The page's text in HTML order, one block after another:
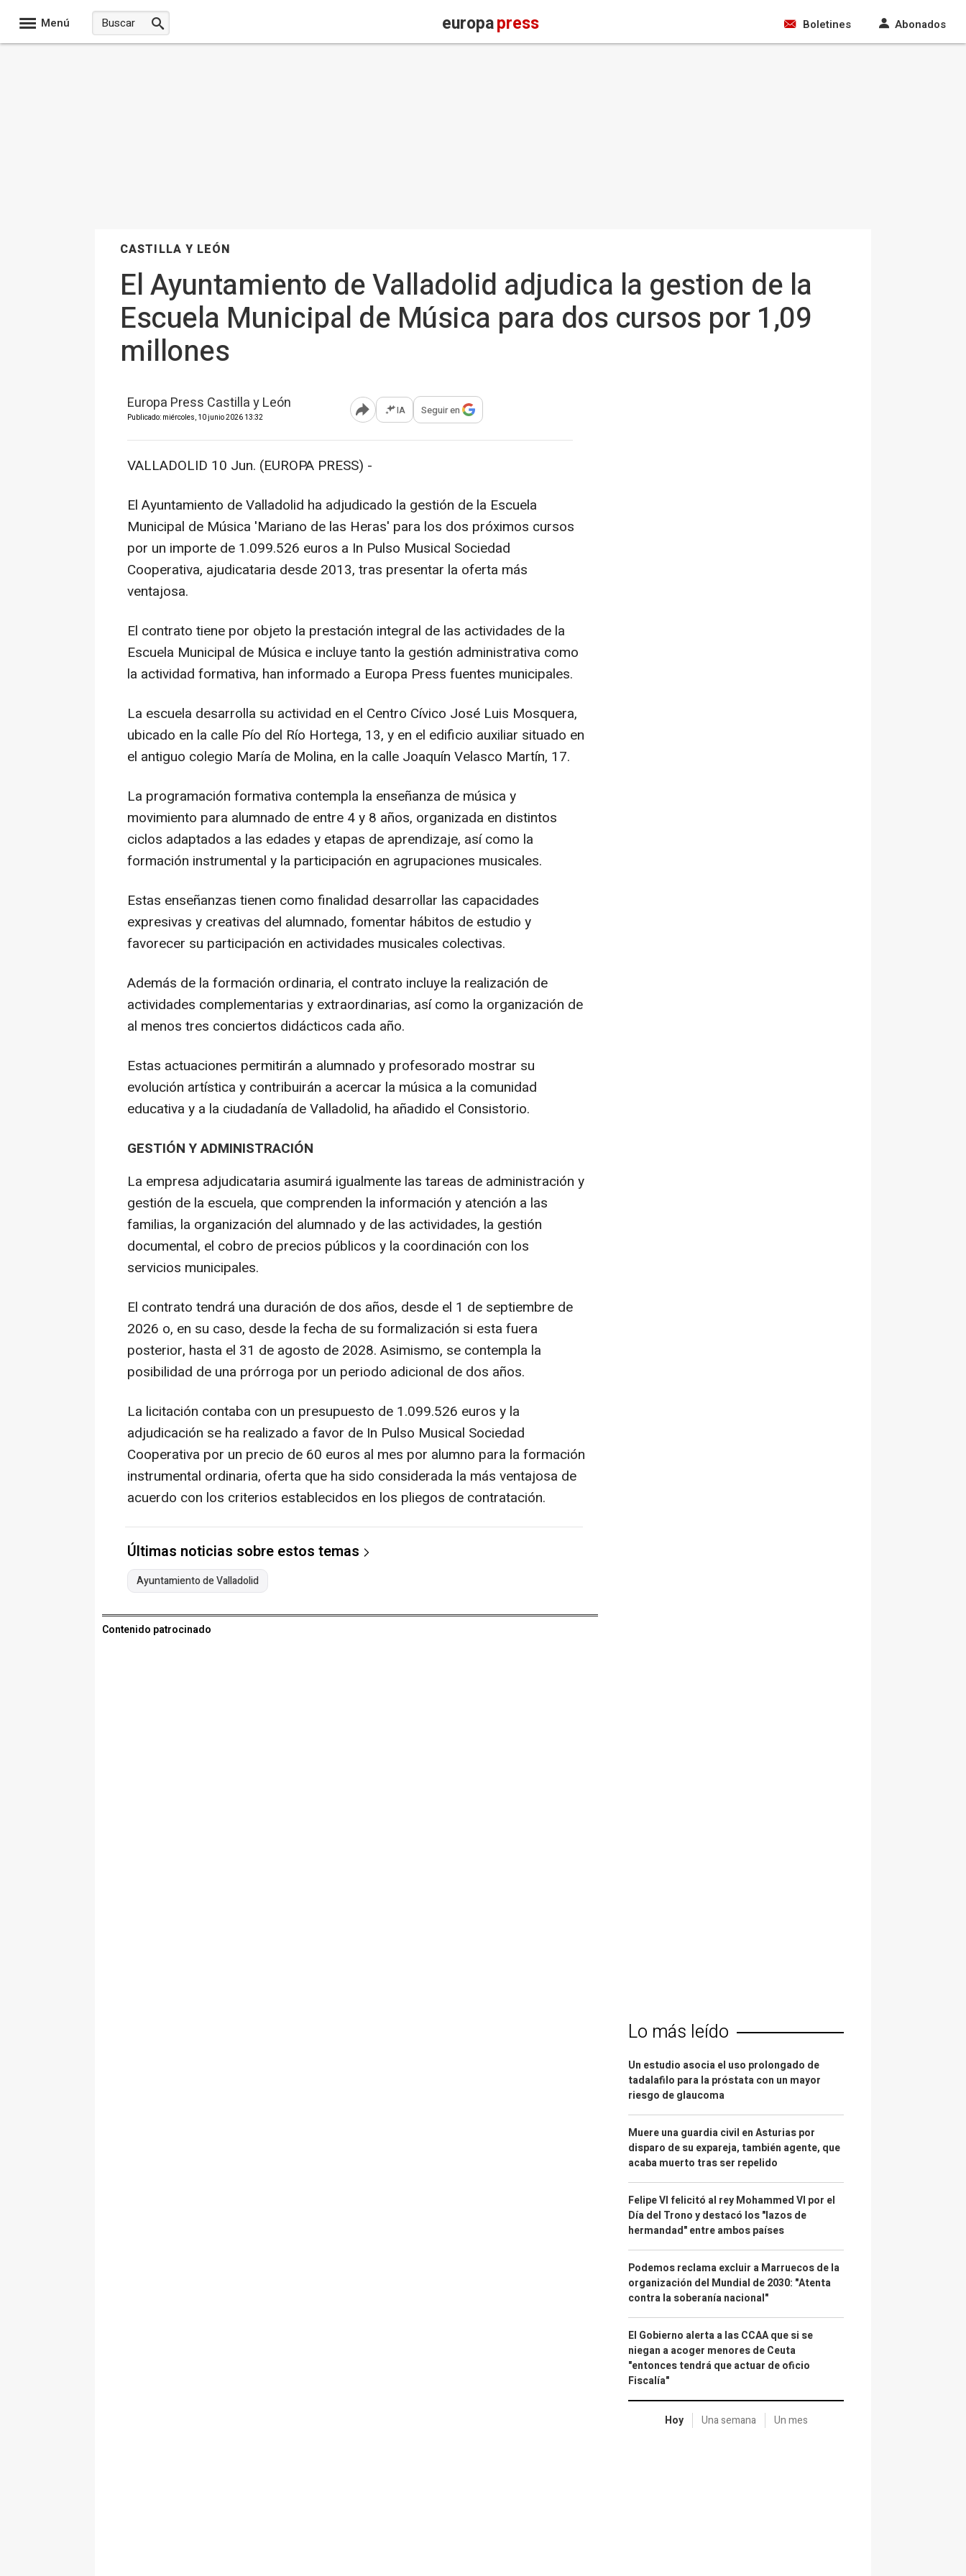
Menú europapress Boletines Abonados
CASTILLA Y LEÓN
El Ayuntamiento de Valladolid adjudica la gestion de la
Escuela Municipal de Música para dos cursos por 1,09
millones
Europa Press Castilla y León
Publicado: miércoles, 10 junio 2026 13:32 Abrir opciones para compartir
IA Seguir en
VALLADOLID 10 Jun. (EUROPA PRESS) -
El Ayuntamiento de Valladolid ha adjudicado la gestión de la Escuela
Municipal de Música 'Mariano de las Heras' para los dos próximos cursos
por un importe de 1.099.526 euros a In Pulso Musical Sociedad
Cooperativa, ajudicataria desde 2013, tras presentar la oferta más
ventajosa.
El contrato tiene por objeto la prestación integral de las actividades de la
Escuela Municipal de Música e incluye tanto la gestión administrativa como
la actividad formativa, han informado a Europa Press fuentes municipales.
La escuela desarrolla su actividad en el Centro Cívico José Luis Mosquera,
ubicado en la calle Pío del Río Hortega, 13, y en el edificio auxiliar situado en
el antiguo colegio María de Molina, en la calle Joaquín Velasco Martín, 17.
La programación formativa contempla la enseñanza de música y
movimiento para alumnado de entre 4 y 8 años, organizada en distintos
ciclos adaptados a las edades y etapas de aprendizaje, así como la
formación instrumental y la participación en agrupaciones musicales.
Estas enseñanzas tienen como finalidad desarrollar las capacidades
expresivas y creativas del alumnado, fomentar hábitos de estudio y
favorecer su participación en actividades musicales colectivas.
Además de la formación ordinaria, el contrato incluye la realización de
actividades complementarias y extraordinarias, así como la organización de
al menos tres conciertos didácticos cada año.
Estas actuaciones permitirán a alumnado y profesorado mostrar su
evolución artística y contribuirán a acercar la música a la comunidad
educativa y a la ciudadanía de Valladolid, ha añadido el Consistorio.
GESTIÓN Y ADMINISTRACIÓN
La empresa adjudicataria asumirá igualmente las tareas de administración y
gestión de la escuela, que comprenden la información y atención a las
familias, la organización del alumnado y de las actividades, la gestión
documental, el cobro de precios públicos y la coordinación con los
servicios municipales.
El contrato tendrá una duración de dos años, desde el 1 de septiembre de
2026 o, en su caso, desde la fecha de su formalización si esta fuera
posterior, hasta el 31 de agosto de 2028. Asimismo, se contempla la
posibilidad de una prórroga por un periodo adicional de dos años.
La licitación contaba con un presupuesto de 1.099.526 euros y la
adjudicación se ha realizado a favor de In Pulso Musical Sociedad
Cooperativa por un precio de 60 euros al mes por alumno para la formación
instrumental ordinaria, oferta que ha sido considerada la más ventajosa de
acuerdo con los criterios establecidos en los pliegos de contratación.
Últimas noticias sobre estos temas
Ayuntamiento de Valladolid
Contenido patrocinado
Lo más leído
Un estudio asocia el uso prolongado de
tadalafilo para la próstata con un mayor
riesgo de glaucoma
Muere una guardia civil en Asturias por
disparo de su expareja, también agente, que
acaba muerto tras ser repelido
Felipe VI felicitó al rey Mohammed VI por el
Día del Trono y destacó los "lazos de
hermandad" entre ambos países
Podemos reclama excluir a Marruecos de la
organización del Mundial de 2030: "Atenta
contra la soberanía nacional"
El Gobierno alerta a las CCAA que si se
niegan a acoger menores de Ceuta
"entonces tendrá que actuar de oficio
Fiscalía"
Hoy Una semana Un mes